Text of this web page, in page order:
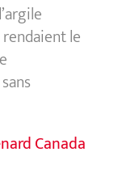
le
Canada